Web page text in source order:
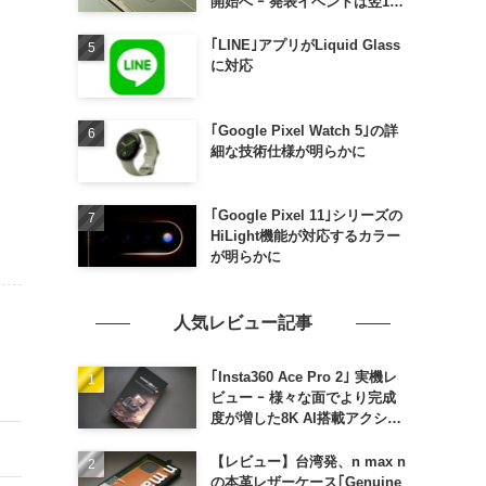
｢LINE｣アプリがLiquid Glass
に対応
｢Google Pixel Watch 5｣の詳
細な技術仕様が明らかに
｢Google Pixel 11｣シリーズの
HiLight機能が対応するカラー
が明らかに
人気レビュー記事
｢Insta360 Ace Pro 2｣ 実機レ
ビュー ｰ 様々な面でより完成
度が増した8K AI搭載アクショ
【レビュー】台湾発、n max n
の本革レザーケース｢Genuine